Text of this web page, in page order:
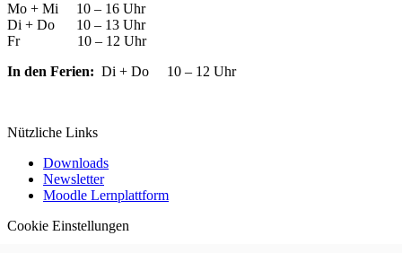
Mo + Mi 10 – 16 Uhr
Di + Do 10 – 13 Uhr
Fr 10 – 12 Uhr
In den Ferien: Di + Do 10 – 12 Uhr
Nützliche Links
Downloads
Newsletter
Moodle Lernplattform
Cookie Einstellungen